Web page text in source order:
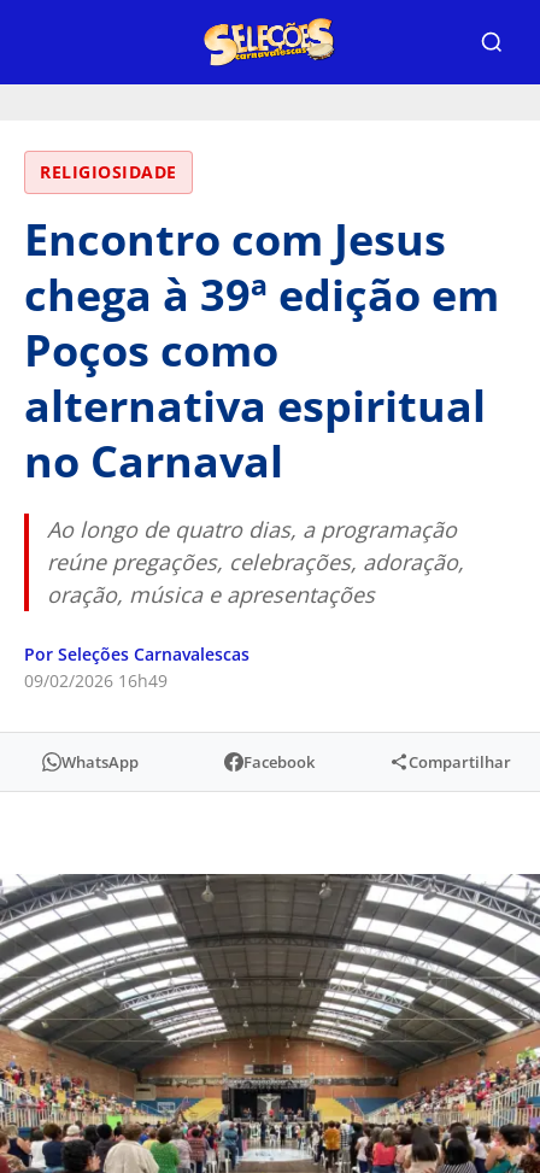
RELIGIOSIDADE
Encontro com Jesus
chega à 39ª edição em
Poços como
alternativa espiritual
no Carnaval
Ao longo de quatro dias, a programação
reúne pregações, celebrações, adoração,
oração, música e apresentações
Por Seleções Carnavalescas
09/02/2026 16h49
WhatsApp Facebook Compartilhar